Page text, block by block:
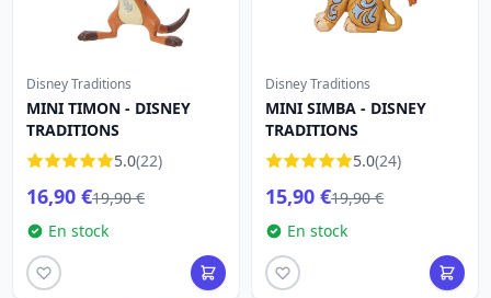
Disney Traditions
MINI TIMON - DISNEY
TRADITIONS
5.0(22)
16,90 €19,90 €
En stock
Disney Traditions
MINI SIMBA - DISNEY
TRADITIONS
5.0(24)
15,90 €19,90 €
En stock